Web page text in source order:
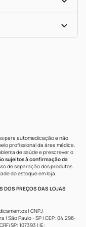
para automedicação e não
profissional da área médica.
de saúde e prescrever o
sujeitos à confirmação da
de separação dos produtos
do estoque em loja.
DOS PREÇOS DAS LOJAS
| CNPJ:
| São Paulo - SP | CEP: 04.296-
SP: 107393 | IE: